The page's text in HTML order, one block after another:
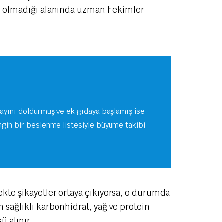
alanında uzman hekimler
doldurmuş ve ek gıdaya başlamış ise
bir beslenme listesiyle büyüme takibi
şikayetler ortaya çıkıyorsa, o durumda
karbonhidrat, yağ ve protein